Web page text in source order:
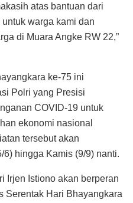
atas bantuan dari
warga kami dan
di Muara Angke RW 22,”
ke-75 ini
Polri yang Presisi
COVID-19 untuk
ekonomi nasional
tersebut akan
hingga Kamis (9/9) nanti.
Irjen Istiono akan berperan
Serentak Hari Bhayangkara